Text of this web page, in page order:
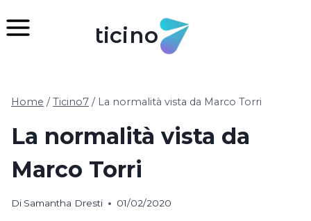
al
ticino
Home / Ticino7 / La normalità vista da Marco Torri
La normalità vista da
Marco Torri
Di Samantha Dresti 01/02/2020